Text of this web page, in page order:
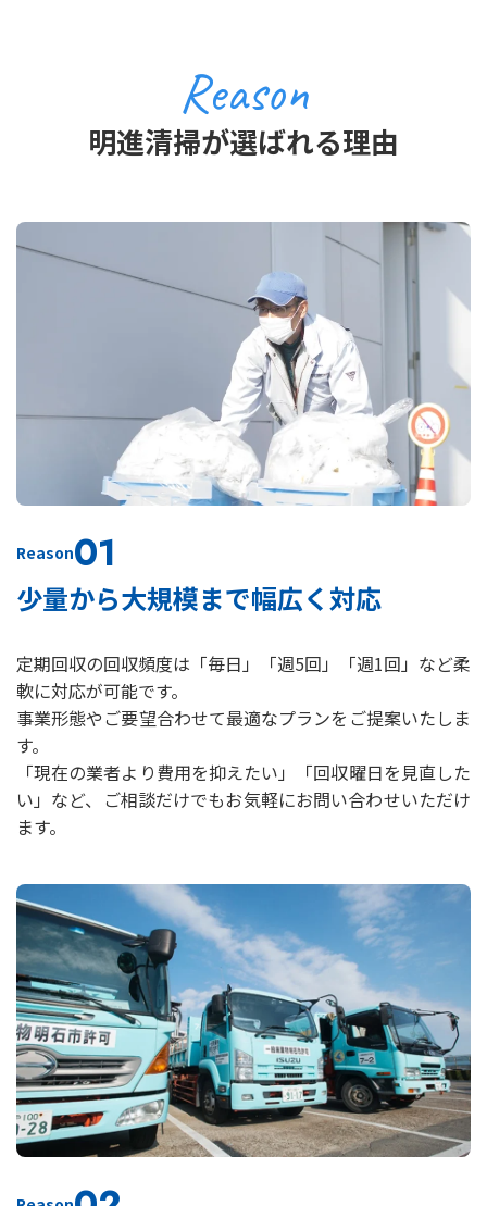
Reason
明進清掃が選ばれる理由
Reason01
少量から大規模まで幅広く対応
定期回収の回収頻度は「毎日」「週5回」「週1回」など柔
軟に対応が可能です。
事業形態やご要望合わせて最適なプランをご提案いたしま
す。
「現在の業者より費用を抑えたい」「回収曜日を見直した
い」など、ご相談だけでもお気軽にお問い合わせいただけ
ます。